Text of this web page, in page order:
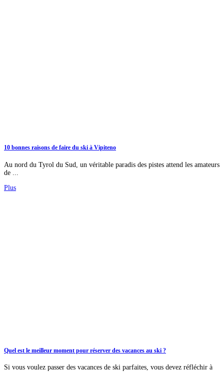
10 bonnes raisons de faire du ski à Vipiteno
Au nord du Tyrol du Sud, un véritable paradis des pistes attend les amateurs
de ...
Plus
Quel est le meilleur moment pour réserver des vacances au ski ?
Si vous voulez passer des vacances de ski parfaites, vous devez réfléchir à